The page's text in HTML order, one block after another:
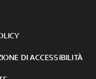
DI ACCESSIBILITÀ